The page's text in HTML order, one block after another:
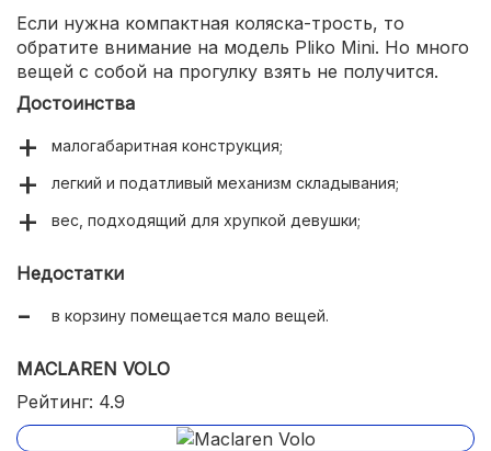
Если нужна компактная коляска-трость, то
обратите внимание на модель Pliko Mini. Но много
вещей с собой на прогулку взять не получится.
Достоинства
малогабаритная конструкция;
легкий и податливый механизм складывания;
вес, подходящий для хрупкой девушки;
Недостатки
в корзину помещается мало вещей.
MACLAREN VOLO
Рейтинг: 4.9